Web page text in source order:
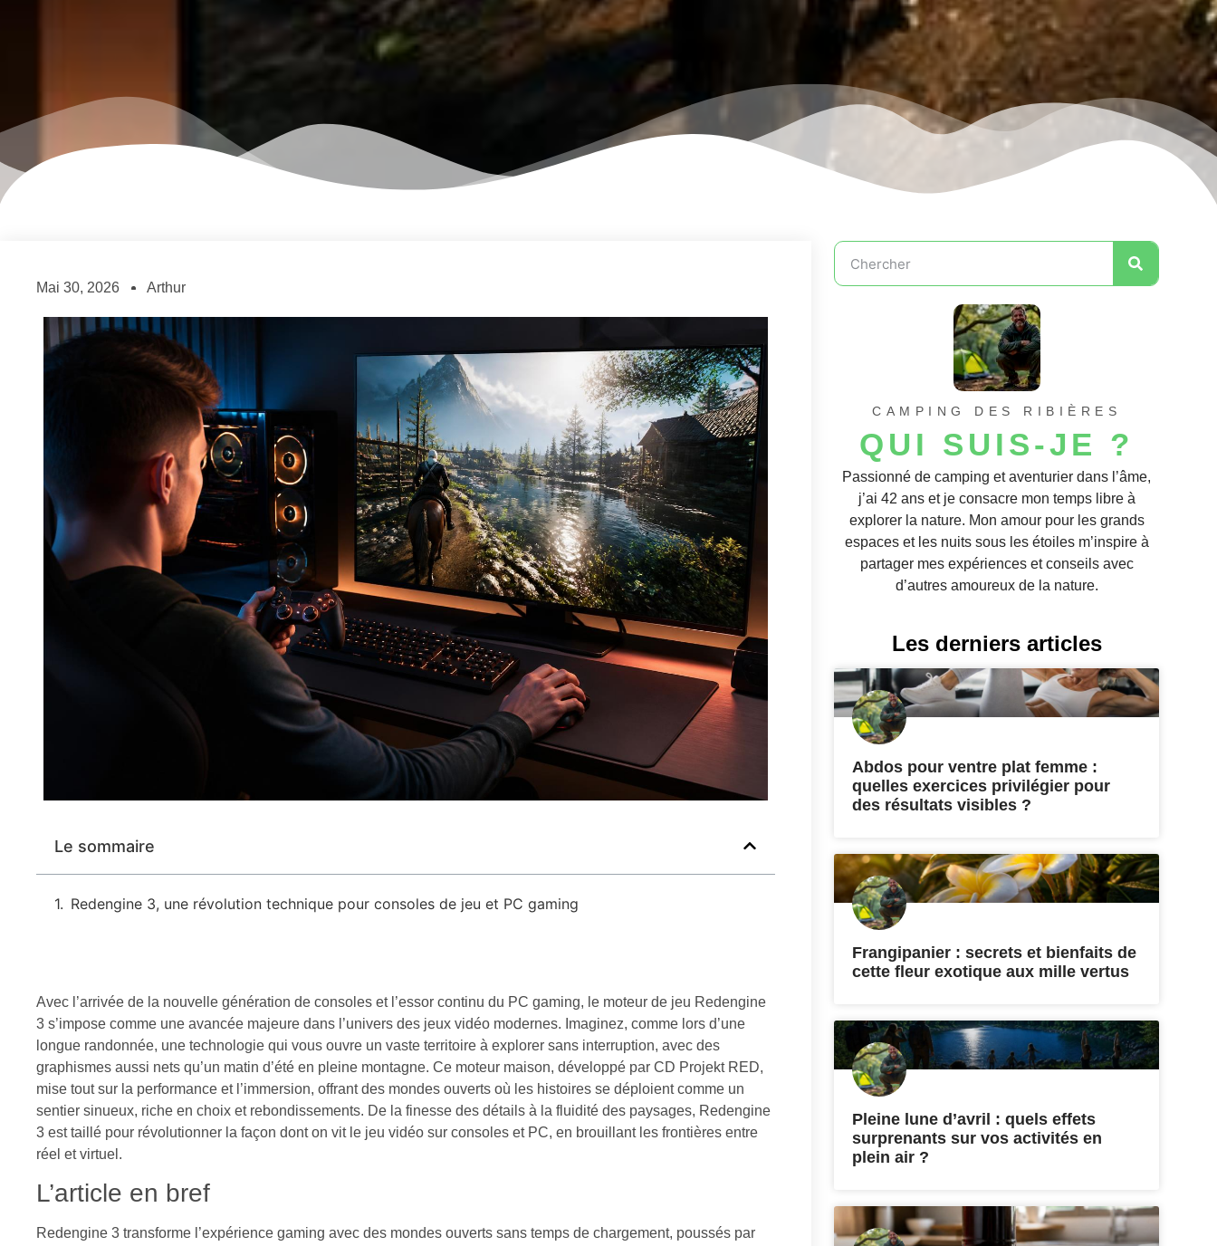
Mai 30, 2026 Arthur
Le sommaire
Redengine 3, une révolution technique pour consoles de jeu et PC gaming
Avec l’arrivée de la nouvelle génération de consoles et l’essor continu du PC gaming, le moteur de jeu Redengine
3 s’impose comme une avancée majeure dans l’univers des jeux vidéo modernes. Imaginez, comme lors d’une
longue randonnée, une technologie qui vous ouvre un vaste territoire à explorer sans interruption, avec des
graphismes aussi nets qu’un matin d’été en pleine montagne. Ce moteur maison, développé par CD Projekt RED,
mise tout sur la performance et l’immersion, offrant des mondes ouverts où les histoires se déploient comme un
sentier sinueux, riche en choix et rebondissements. De la finesse des détails à la fluidité des paysages, Redengine
3 est taillé pour révolutionner la façon dont on vit le jeu vidéo sur consoles et PC, en brouillant les frontières entre
réel et virtuel.
L’article en bref
Redengine 3 transforme l’expérience gaming avec des mondes ouverts sans temps de chargement, poussés par
CAMPING DES RIBIÈRES
QUI SUIS-JE ?
Passionné de camping et aventurier dans l’âme,
j’ai 42 ans et je consacre mon temps libre à
explorer la nature. Mon amour pour les grands
espaces et les nuits sous les étoiles m’inspire à
partager mes expériences et conseils avec
d’autres amoureux de la nature.
Les derniers articles
Abdos pour ventre plat femme :
quelles exercices privilégier pour
des résultats visibles ?
Frangipanier : secrets et bienfaits de
cette fleur exotique aux mille vertus
Pleine lune d’avril : quels effets
surprenants sur vos activités en
plein air ?